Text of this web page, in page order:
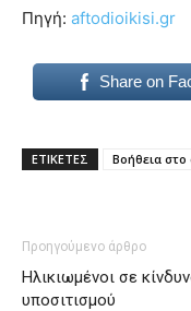
Πηγή: aftodioikisi.gr
Share on
ΕΤΙΚΕΤΕΣ Βοήθεια στο
Προηγούμενο άρθρο
Ηλικιωμένοι σε
υποσιτισμού